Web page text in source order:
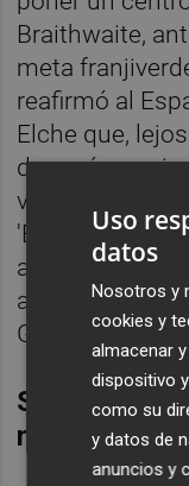
Braithwaite,
meta
reafirmó al
Elche que,
después se
'Edu' Expósito
asistía a
atrás y
González,
Sin reacción
mitad
Uso
datos
Nosotros y
cookies y
almacenar
dispositivo
como su
y datos de
anuncios y